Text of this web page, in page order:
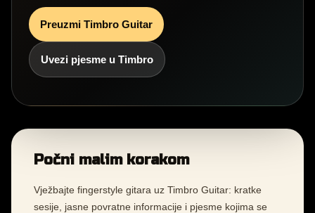
Preuzmi Timbro Guitar
Uvezi pjesme u Timbro
Počni malim korakom
Vježbajte fingerstyle gitara uz Timbro Guitar: kratke
sesije, jasne povratne informacije i pjesme kojima se